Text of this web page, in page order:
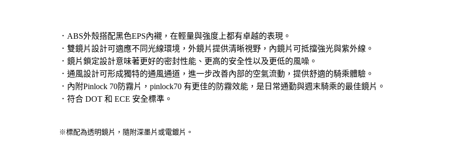
．ABS外殼搭配黑色EPS內襯，在輕量與強度上都有卓越的表現。
．雙鏡片設計可適應不同光線環境，外鏡片提供清晰視野，內鏡片可抵擋強光與紫外線。
．鏡片鎖定設計意味著更好的密封性能、更高的安全性以及更低的風噪。
．通風設計可形成獨特的通風通道，進一步改善內部的空氣流動，提供舒適的騎乘體驗。
．內附Pinlock 70防霧片，pinlock70 有更佳的防霧效能，是日常通勤與週末騎乘的最佳鏡片。
．符合 DOT 和 ECE 安全標準。
※標配為透明鏡片，隨附深墨片或電鍍片。